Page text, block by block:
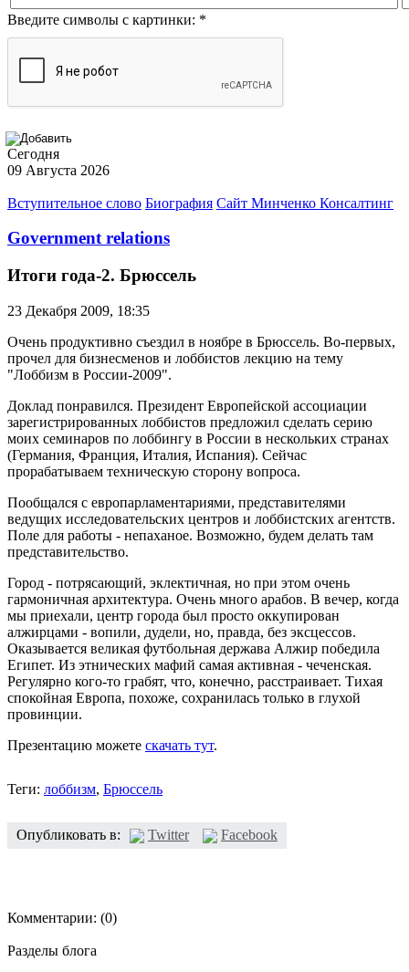
Введите символы с картинки: *
Сегодня
09 Августа 2026
Вступительное слово Биография Сайт Минченко Консалтинг
Government relations
Итоги года-2. Брюссель
23 Декабря 2009, 18:35
Очень продуктивно съездил в ноябре в Брюссель. Во-первых,
прочел для бизнесменов и лоббистов лекцию на тему
"Лоббизм в России-2009".
Доклад понравился. Президент Европейской ассоциации
зарегистрированных лоббистов предложил сделать серию
моих семинаров по лоббингу в России в нескольких странах
(Германия, Франция, Италия, Испания). Сейчас
прорабатываем техническую сторону вопроса.
Пообщался с европарламентариями, представителями
ведущих исследовательских центров и лоббистских агентств.
Поле для работы - непаханое. Возможно, будем делать там
представительство.
Город - потрясающий, эклектичная, но при этом очень
гармоничная архитектура. Очень много арабов. В вечер, когда
мы приехали, центр города был просто оккупирован
алжирцами - вопили, дудели, но, правда, без эксцессов.
Оказывается великая футбольная держава Алжир победила
Египет. Из этнических мафий самая активная - чеченская.
Регулярно кого-то грабят, что, конечно, расстраивает. Тихая
спокойная Европа, похоже, сохранилась только в глухой
провинции.
Презентацию можете скачать тут.
Теги: лоббизм, Брюссель
Опубликовать в: Twitter Facebook
Комментарии: (0)
Разделы блога